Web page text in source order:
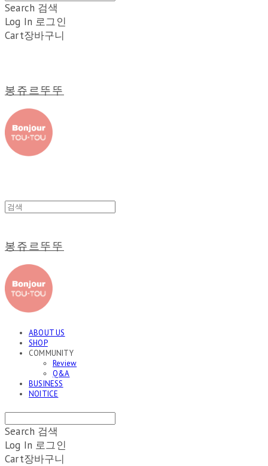
Search 검색
Log In 로그인
Cart장바구니
봉쥬르뚜뚜
봉쥬르뚜뚜
ABOUT US
SHOP
COMMUNITY
Review
Q&A
BUSINESS
NOITICE
Search 검색
Log In 로그인
Cart장바구니